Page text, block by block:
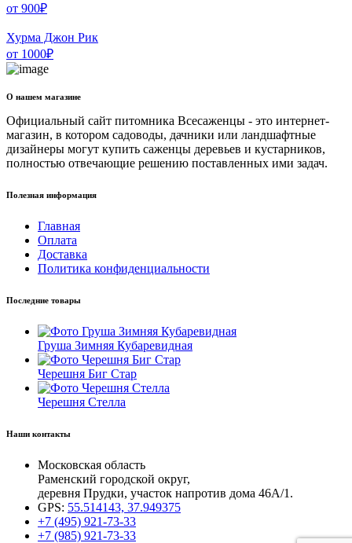
от 900₽
Хурма Джон Рик
от 1000₽
О нашем магазине
Официальный сайт питомника Всесаженцы - это интернет-
магазин, в котором садоводы, дачники или ландшафтные
дизайнеры могут купить саженцы деревьев и кустарников,
полностью отвечающие решению поставленных ими задач.
Полезная информация
Главная
Оплата
Доставка
Политика конфиденциальности
Последние товары
Груша Зимняя Кубаревидная
Черешня Биг Стар
Черешня Стелла
Наши контакты
Московская область
Раменский городской округ,
деревня Прудки, участок напротив дома 46А/1.
GPS: 55.514143, 37.949375
+7 (495) 921-73-33
+7 (985) 921-73-33